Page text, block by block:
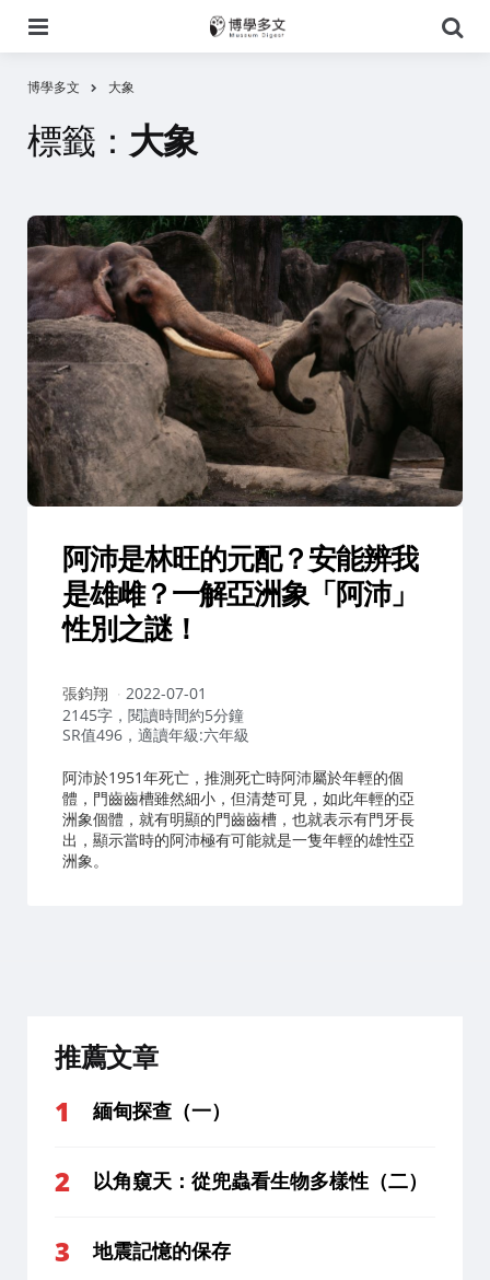
尋
博學多文 大象
標籤： 大象
阿沛是林旺的元配？安能辨我
是雄雌？一解亞洲象「阿沛」
性別之謎！
作
者：
張鈞翔
2022-07-01
2145字，閱讀時間約5分鐘
SR值496，適讀年級:六年級
阿沛於1951年死亡，推測死亡時阿沛屬於年輕的個
體，門齒齒槽雖然細小，但清楚可見，如此年輕的亞
洲象個體，就有明顯的門齒齒槽，也就表示有門牙長
出，顯示當時的阿沛極有可能就是一隻年輕的雄性亞
洲象。
推薦文章
緬甸探查（一）
以角窺天：從兜蟲看生物多樣性（二）
地震記憶的保存